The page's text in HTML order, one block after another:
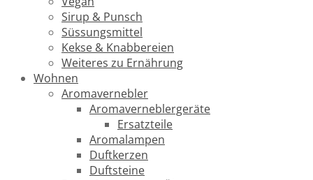
Sirup & Punsch
Süssungsmittel
Kekse & Knabbereien
Weiteres zu Ernährung
Wohnen
Aromavernebler
Aromaverneblergeräte
Ersatzteile
Aromalampen
Duftkerzen
Duftsteine